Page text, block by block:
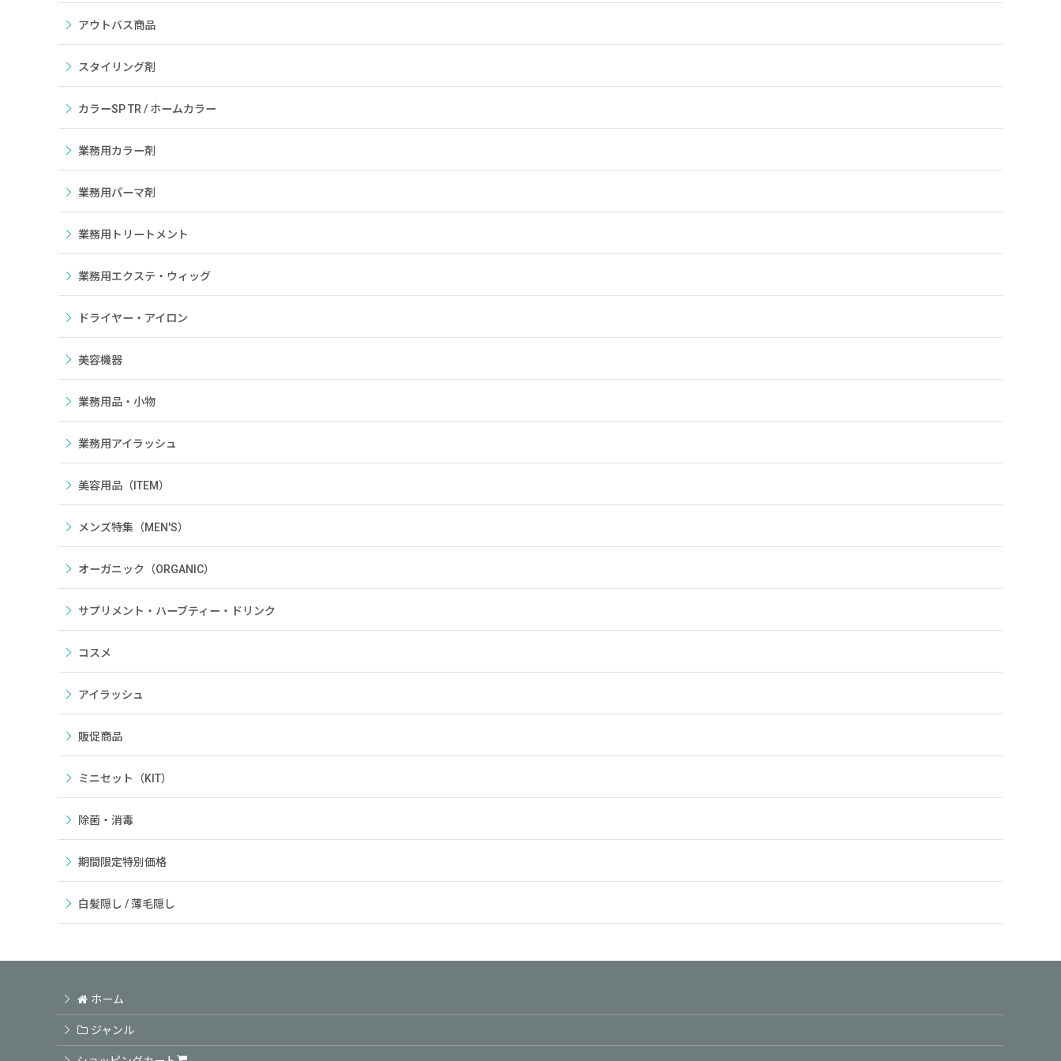
アウトバス商品
スタイリング剤
カラーSP TR / ホームカラー
業務用カラー剤
業務用パーマ剤
業務用トリートメント
業務用エクステ・ウィッグ
ドライヤー・アイロン
美容機器
業務用品・小物
業務用アイラッシュ
美容用品（ITEM）
メンズ特集（MEN'S）
オーガニック（ORGANIC）
サプリメント・ハーブティー・ドリンク
コスメ
アイラッシュ
販促商品
ミニセット（KIT）
除菌・消毒
期間限定特別価格
白髪隠し / 薄毛隠し
ホーム
ジャンル